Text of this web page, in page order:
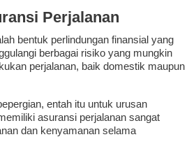
Perjalanan
bentuk perlindungan finansial yang
berbagai risiko yang mungkin
perjalanan, baik domestik maupun
entah itu untuk urusan
asuransi perjalanan sangat
dan kenyamanan selama